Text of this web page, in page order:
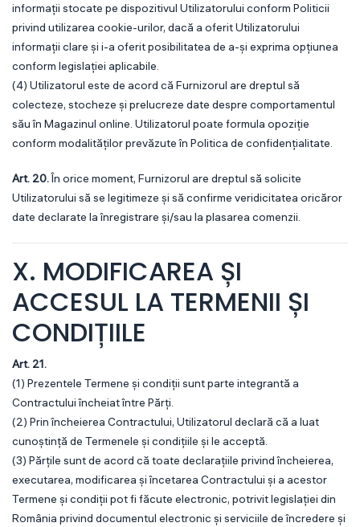
informații stocate pe dispozitivul Utilizatorului conform Politicii
privind utilizarea cookie-urilor, dacă a oferit Utilizatorului
informații clare și i-a oferit posibilitatea de a-și exprima opțiunea
conform legislației aplicabile.
(4) Utilizatorul este de acord că Furnizorul are dreptul să
colecteze, stocheze și prelucreze date despre comportamentul
său în Magazinul online. Utilizatorul poate formula opoziție
conform modalităților prevăzute în Politica de confidențialitate.
Art. 20.În orice moment, Furnizorul are dreptul să solicite
Utilizatorului să se legitimeze și să confirme veridicitatea oricăror
date declarate la înregistrare și/sau la plasarea comenzii.
X. MODIFICAREA ȘI
ACCESUL LA TERMENII ȘI
CONDIȚIILE
Art. 21.
(1) Prezentele Termene și condiții sunt parte integrantă a
Contractului încheiat între Părți.
(2) Prin încheierea Contractului, Utilizatorul declară că a luat
cunoștință de Termenele și condițiile și le acceptă.
(3) Părțile sunt de acord că toate declarațiile privind încheierea,
executarea, modificarea și încetarea Contractului și a acestor
Termene și condiții pot fi făcute electronic, potrivit legislației din
România privind documentul electronic și serviciile de încredere și